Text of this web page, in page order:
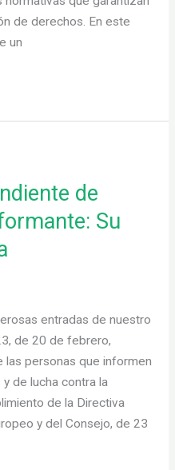
de derechos. En este
un
de
Su
entradas de nuestro
de 20 de febrero,
las personas que informen
de lucha contra la
de la Directiva
y del Consejo, de 23